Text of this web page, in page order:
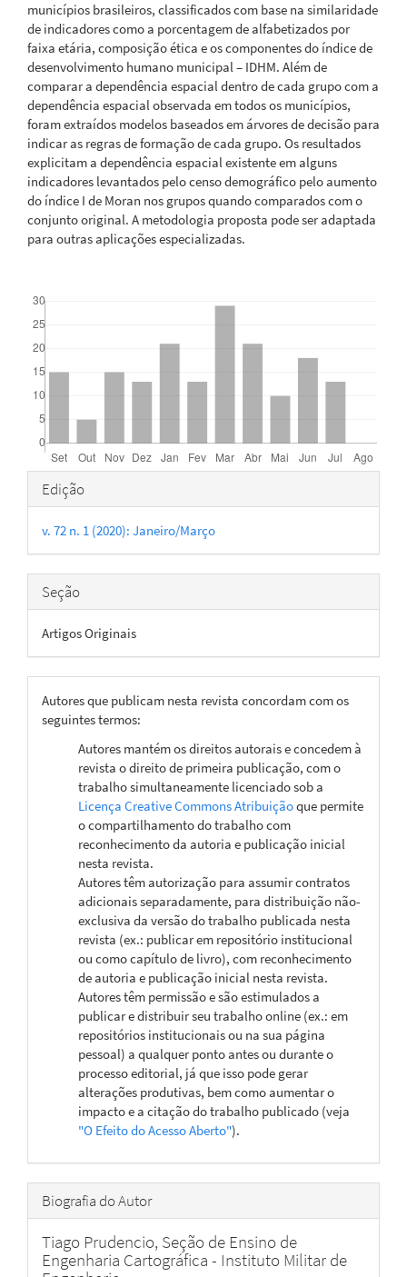
municípios brasileiros, classificados com base na similaridade
de indicadores como a porcentagem de alfabetizados por
faixa etária, composição ética e os componentes do índice de
desenvolvimento humano municipal – IDHM. Além de
comparar a dependência espacial dentro de cada grupo com a
dependência espacial observada em todos os municípios,
foram extraídos modelos baseados em árvores de decisão para
indicar as regras de formação de cada grupo. Os resultados
explicitam a dependência espacial existente em alguns
indicadores levantados pelo censo demográfico pelo aumento
do índice I de Moran nos grupos quando comparados com o
conjunto original. A metodologia proposta pode ser adaptada
para outras aplicações especializadas.
Detalhes
do
artigo
Edição
v. 72 n. 1 (2020): Janeiro/Março
Seção
Artigos Originais
Autores que publicam nesta revista concordam com os
seguintes termos:
Autores mantém os direitos autorais e concedem à
revista o direito de primeira publicação, com o
trabalho simultaneamente licenciado sob a
Licença Creative Commons Atribuiçãoque permite
o compartilhamento do trabalho com
reconhecimento da autoria e publicação inicial
nesta revista.
Autores têm autorização para assumir contratos
adicionais separadamente, para distribuição não-
exclusiva da versão do trabalho publicada nesta
revista (ex.: publicar em repositório institucional
ou como capítulo de livro), com reconhecimento
de autoria e publicação inicial nesta revista.
Autores têm permissão e são estimulados a
publicar e distribuir seu trabalho online (ex.: em
repositórios institucionais ou na sua página
pessoal) a qualquer ponto antes ou durante o
processo editorial, já que isso pode gerar
alterações produtivas, bem como aumentar o
impacto e a citação do trabalho publicado (veja
"O Efeito do Acesso Aberto").
Biografia do Autor
Tiago Prudencio, Seção de Ensino de
Engenharia Cartográfica - Instituto Militar de